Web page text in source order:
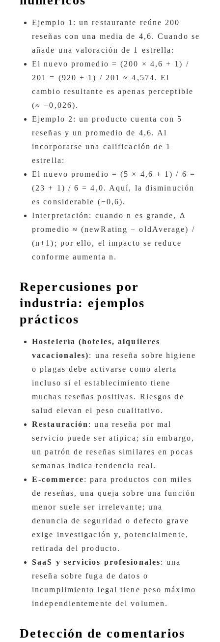
Ejemplo 1: un restaurante reúne 200
reseñas con una media de 4,6. Cuando se
añade una valoración de 1 estrella:
El nuevo promedio = (200 × 4,6 + 1) /
201 = (920 + 1) / 201 ≈ 4,574. El
cambio resultante es apenas perceptible
(≈ −0,026).
Ejemplo 2: un producto cuenta con 5
reseñas y un promedio de 4,6. Al
incorporarse una calificación de 1
estrella:
El nuevo promedio = (5 × 4,6 + 1) / 6 =
(23 + 1) / 6 = 4,0. Aquí, la disminución
es considerable (−0,6).
Interpretación: cuando n es grande, Δ
promedio ≈ (newRating − oldAverage) /
(n+1); por ello, el impacto se reduce
conforme aumenta n.
Repercusiones por
industria: ejemplos
prácticos
Hostelería (hoteles, alquileres
vacacionales): una reseña sobre higiene
o plagas debe activarse como alerta
incluso si el establecimiento tiene
muchas reseñas positivas. Riesgos de
salud elevan el peso cualitativo.
Restauración : una reseña por mal
servicio puede ser atípica; sin embargo,
un patrón de reseñas similares en pocas
semanas indica tendencia real.
E‑commerce: para productos con miles
de reseñas, una queja sobre una función
menor suele ser irrelevante; una
denuncia de seguridad o defecto grave
exige investigación y, potencialmente,
retirada del producto.
SaaS y servicios profesionales: una
reseña sobre fuga de datos o
incumplimiento legal tiene peso máximo
independientemente del volumen.
Detección de comentarios